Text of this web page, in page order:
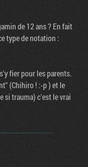
de 12 ans ? En fait
type de notation :
fier pour les parents.
(Chihiro ! :-p ) et le
si trauma) c'est le vrai